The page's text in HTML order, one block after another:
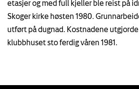
etasjer og med full kjeller ble reist på
Skoger kirke høsten 1980.
utført på dugnad. Kostnadene
klubbhuset sto ferdig våren 1981.